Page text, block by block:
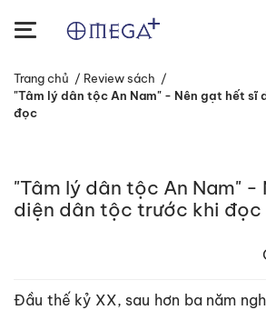
Trang chủ / Review sách /
"Tâm lý dân tộc An Nam" - Nên gạt hết sĩ
đọc
"Tâm lý dân tộc An Nam" -
diện dân tộc trước khi đọc
Đầu thế kỷ XX, sau hơn ba năm